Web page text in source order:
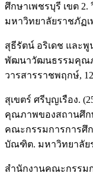
ศึกษาเพชรบุรี เขต
มหาวิทยาลัยราชภัฏเ
สุธีรัตน์ อริเดช และพู
พัฒนาวัฒนธรรมคุณ
วารสารราชพฤกษ์,
สุเขตร์ ศรีบุญเรือง.
คุณภาพของสถานศึก
คณะกรรมการการศึ
บัณฑิต. มหาวิทยาลัย
สำนักงานคณะกรรม